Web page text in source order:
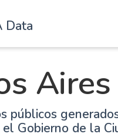
Data
públicos
Gobierno de la